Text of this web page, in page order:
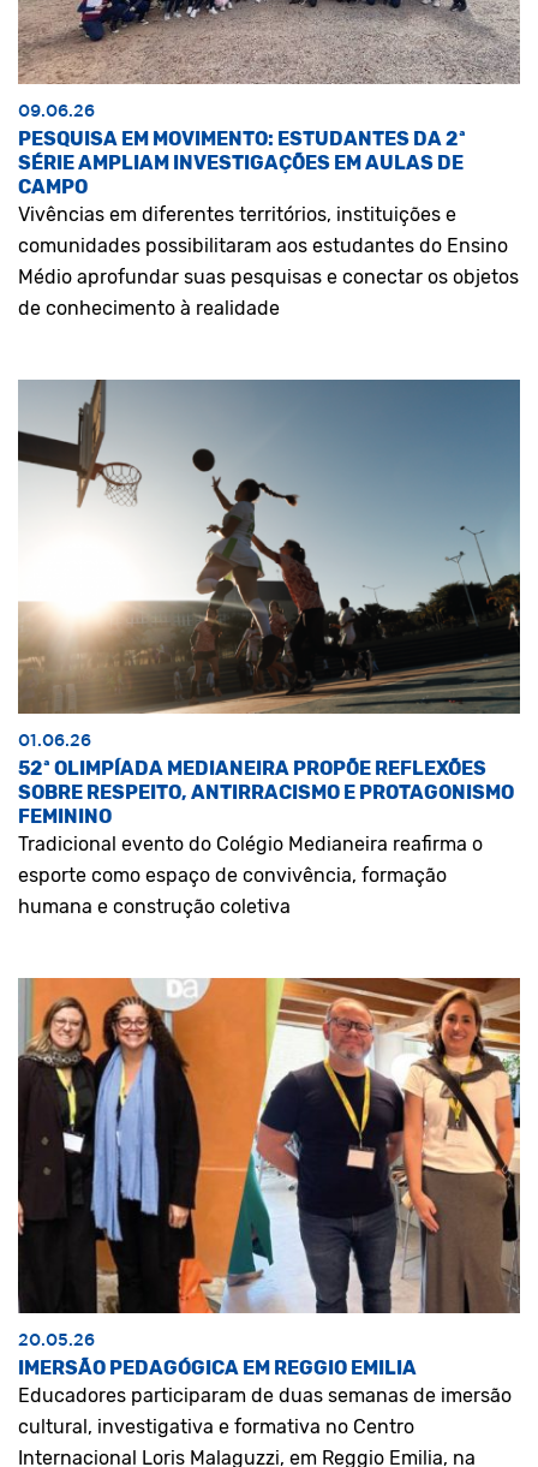
09.06.26
PESQUISA EM MOVIMENTO: ESTUDANTES DA 2ª
SÉRIE AMPLIAM INVESTIGAÇÕES EM AULAS DE
CAMPO
Vivências em diferentes territórios, instituições e
comunidades possibilitaram aos estudantes do Ensino
Médio aprofundar suas pesquisas e conectar os objetos
de conhecimento à realidade
01.06.26
52ª OLIMPÍADA MEDIANEIRA PROPÕE REFLEXÕES
SOBRE RESPEITO, ANTIRRACISMO E PROTAGONISMO
FEMININO
Tradicional evento do Colégio Medianeira reafirma o
esporte como espaço de convivência, formação
humana e construção coletiva
20.05.26
IMERSÃO PEDAGÓGICA EM REGGIO EMILIA
Educadores participaram de duas semanas de imersão
cultural, investigativa e formativa no Centro
Internacional Loris Malaguzzi, em Reggio Emilia, na